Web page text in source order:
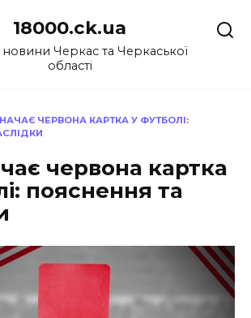
18000.ck.ua
новини Черкас та Черкаської
області
ЧЕРВОНА КАРТКА У ФУТБОЛІ:
червона картка
пояснення та